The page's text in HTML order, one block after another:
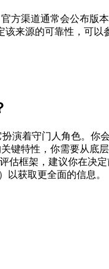
方渠道通常会公布版
来源的可靠性，可
演着守门人角色。你
键特性，你需要从
估框架，建议你在决
以获取更全面的信息。